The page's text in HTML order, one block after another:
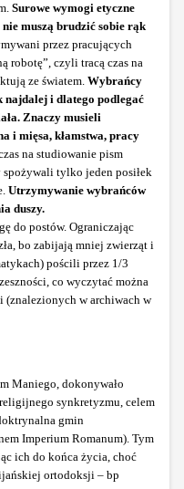
Surowe wymogi etyczne
muszą brudzić sobie rąk
przez pracujących
robotę”, czyli tracą czas na
ze światem. Wybrańcy
najdalej i dlatego podlegać
Znaczy musieli
i mięsa, kłamstwa, pracy
na studiowanie pism
tylko jeden posiłek
Utrzymywanie wybrańców
duszy.
do postów. Ograniczając
bo zabijają mniej zwierząt i
pościli przez 1/3
co wyczytać można
(znalezionych w archiwach w
Maniego, dokonywało
synkretyzmu, celem
gmin
Imperium Romanum). Tym
ich do końca życia, choć
ortodoksji – bp